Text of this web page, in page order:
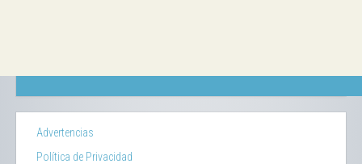
Advertencias
Política de Privacidad